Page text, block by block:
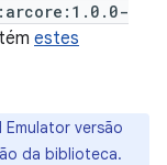
estes
versão
da biblioteca.